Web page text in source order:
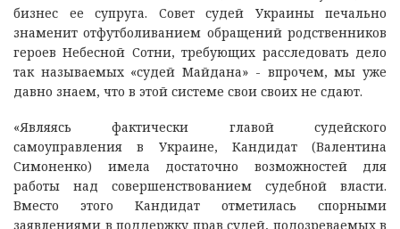
бизнес ее супруга. Совет судей Украины печально
знаменит отфутболиванием обращений родственников
героев Небесной Сотни, требующих расследовать дело
так называемых «судей Майдана» - впрочем, мы уже
давно знаем, что в этой системе свои своих не сдают.
«Являясь фактически главой судейского
самоуправления в Украине, Кандидат (Валентина
Симоненко) имела достаточно возможностей для
работы над совершенствованием судебной власти.
Вместо этого Кандидат отметилась спорными
заявлениями в поддержку прав судей, подозреваемых в